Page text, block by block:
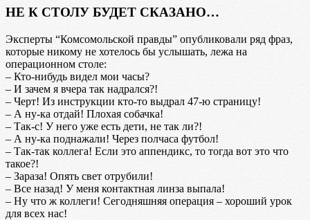
НЕ К СТОЛУ БУДЕТ СКАЗАНО…
Эксперты “Комсомольской правды” опубликовали ряд фраз,
которые никому не хотелось бы услышать, лежа на
операционном столе:
– Кто-нибудь видел мои часы?
– И зачем я вчера так надрался?!
– Черт! Из инструкции кто-то выдрал 47-ю страницу!
– А ну-ка отдай! Плохая собачка!
– Так-с! У него уже есть дети, не так ли?!
– А ну-ка поднажали! Через полчаса футбол!
– Так-так коллега! Если это аппендикс, то тогда вот это что
такое?!
– Зараза! Опять свет отрубили!
– Все назад! У меня контактная линза выпала!
– Ну что ж коллеги! Сегодняшняя операция – хороший урок
для всех нас!